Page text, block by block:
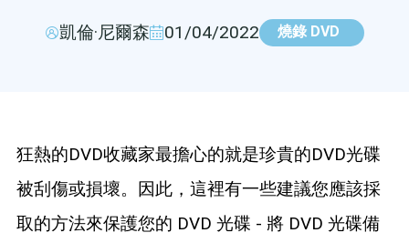
DVD複製
藍光拷貝
凱倫·尼爾森 01/04/2022 燒錄 DVD
狂熱的DVD收藏家最擔心的就是珍貴的DVD光碟
被刮傷或損壞。因此，這裡有一些建議您應該採
取的方法來保護您的 DVD 光碟 - 將 DVD 光碟備